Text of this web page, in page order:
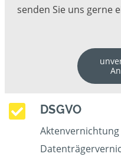
senden Sie uns gerne
DSGVO